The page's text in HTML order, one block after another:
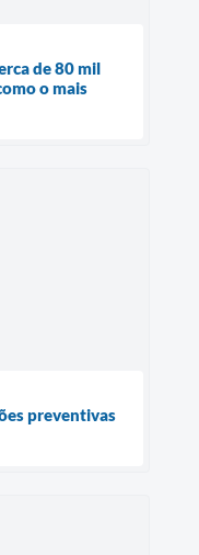
de 80 mil
o mais
preventivas